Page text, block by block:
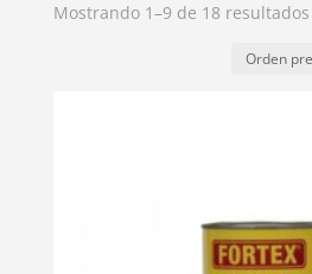
Mostrando 1–9 de 18 resultados